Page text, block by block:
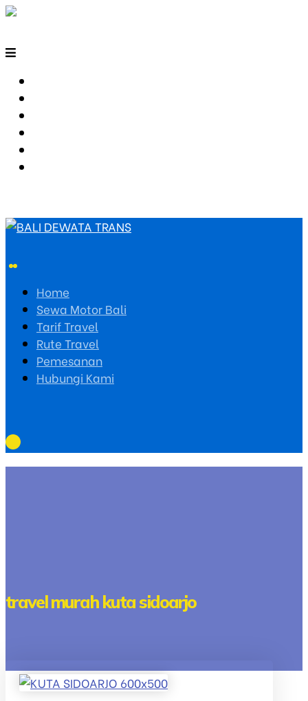
Home
Sewa Motor Bali
Tarif Travel
Rute Travel
Pemesanan
Hubungi Kami
travel murah kuta sidoarjo